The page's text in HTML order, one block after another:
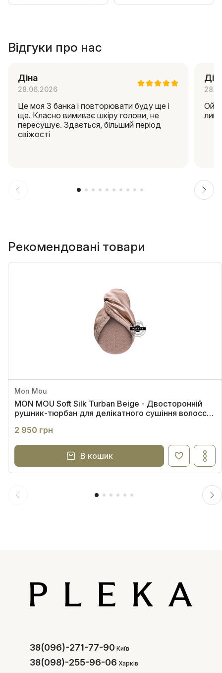
Відгуки про нас
Діна
28.06.2026
Це моя 3 банка і повторювати буду ще і
ще. Класно вимиває шкіру голови, не
пересушує. Здається, більший період
свіжості
Ой
Рекомендовані товари
Mon Mou
MON MOU Soft Silk Turban Beige - Двосторонній
рушник-тюрбан для делікатного сушіння волосся
2 950 грн
В кошик
38(096)-271-77-90 Київ
38(098)-255-96-06 Харків